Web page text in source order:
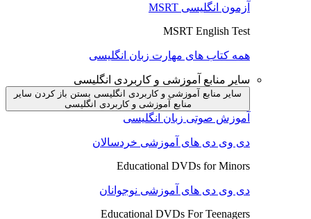
آزمون انگلیسی MSRT
MSRT English Test
همه کتاب های مهارت زبان انگلیسی
سایر منابع آموزشی و کاربردی انگلیسی
سایر منابع آموزشی و کاربردی انگلیسی بستن باز کردن سایر
منابع آموزشی و کاربردی انگلیسی
آموزش صوتی زبان انگلیسی
دی وی دی های آموزشی خردسالان
Educational DVDs for Minors
دی وی دی های آموزشی نوجوانان
Educational DVDs For Teenagers